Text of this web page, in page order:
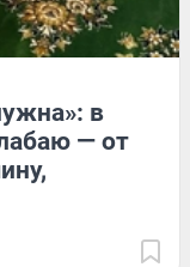
в
— от